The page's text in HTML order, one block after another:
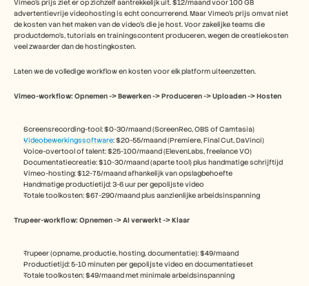
Vimeo's prijs ziet er op zichzelf aantrekkelijk uit. $12/maand voor 100 GB
advertentievrije videohosting is echt concurrerend. Maar Vimeo's prijs omvat niet
de kosten van het maken van de video's die je host. Voor zakelijke teams die
productdemo's, tutorials en trainingscontent produceren, wegen de creatiekosten
veel zwaarder dan de hostingkosten.
Laten we de volledige workflow en kosten voor elk platform uiteenzetten.
Vimeo-workflow: Opnemen -> Bewerken -> Produceren -> Uploaden -> Hosten
Screensrecording-tool: $0-30/maand (ScreenRec, OBS of Camtasia)
Videobewerkingssoftware: $20-55/maand (Premiere, Final Cut, DaVinci)
Voice-overtool of talent: $25-100/maand (ElevenLabs, freelance VO)
Documentatiecreatie: $10-30/maand (aparte tool) plus handmatige schrijftijd
Vimeo-hosting: $12-75/maand afhankelijk van opslagbehoefte
Handmatige productietijd: 3-6 uur per gepolijste video
Totale toolkosten: $67-290/maand plus aanzienlijke arbeidsinspanning
Trupeer-workflow: Opnemen -> AI verwerkt -> Klaar
Trupeer (opname, productie, hosting, documentatie): $49/maand
Productietijd: 5-10 minuten per gepolijste video en documentatieset
Totale toolkosten: $49/maand met minimale arbeidsinspanning